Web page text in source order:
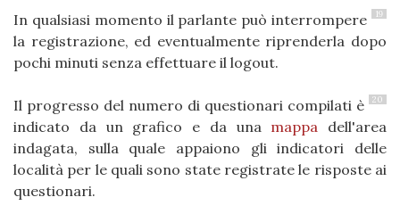
19
In qualsiasi momento il parlante può interrompere
la registrazione, ed eventualmente riprenderla dopo
pochi minuti senza effettuare il logout.
20
Il progresso del numero di questionari compilati è
indicato da un grafico e da una mappa dell'area
indagata, sulla quale appaiono gli indicatori delle
località per le quali sono state registrate le risposte ai
questionari.